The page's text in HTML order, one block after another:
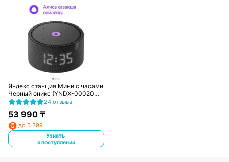
Яндекс станция Мини с часами
Черный оникс (YNDX-00020
Black)
24 отзыва
53 990₸
до 5 399
Узнать
о поступлении